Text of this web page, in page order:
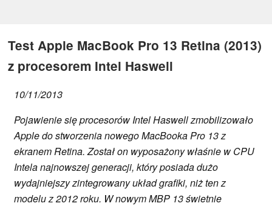
Test Apple MacBook Pro 13 Retina (2013)
z procesorem Intel Haswell
10/11/2013
Pojawienie się procesorów Intel Haswell zmobilizowało
Apple do stworzenia nowego MacBooka Pro 13 z
ekranem Retina. Został on wyposażony właśnie w CPU
Intela najnowszej generacji, który posiada dużo
wydajniejszy zintegrowany układ grafiki, niż ten z
modelu z 2012 roku. W nowym MBP 13 świetnie